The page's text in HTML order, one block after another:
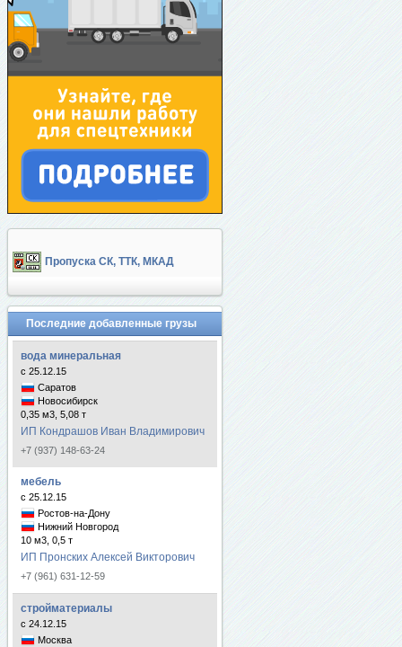
Пропуска СК, ТТК, МКАД
Последние добавленные грузы
вода минеральная
с 25.12.15
Саратов
Новосибирск
0,35 м3, 5,08 т
ИП Кондрашов Иван Владимирович
+7 (937) 148-63-24
мебель
с 25.12.15
Ростов-на-Дону
Нижний Новгород
10 м3, 0,5 т
ИП Пронских Алексей Викторович
+7 (961) 631-12-59
стройматериалы
с 24.12.15
Москва